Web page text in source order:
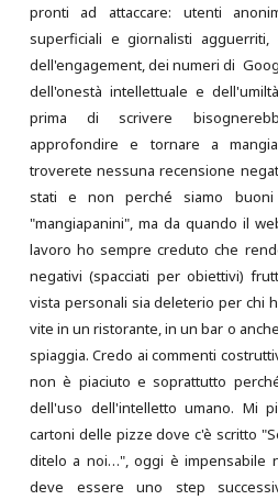
pronti ad attaccare: utenti
superficiali e giornalisti
dell'engagement, dei numeri di
dell'onestà intellettuale e
prima di scrivere
approfondire e tornare a
troverete nessuna recensione
stati e non perché siamo
"mangiapanini", ma da quando il
lavoro ho sempre creduto che
negativi (spacciati per obiettivi)
vista personali sia deleterio per chi
vite in un ristorante, in un bar o
spiaggia. Credo ai commenti
non è piaciuto e soprattutto
dell'uso dell'intelletto umano. Mi
cartoni delle pizze dove c'è scritto
ditelo a noi…", oggi è impensabile
deve essere uno step